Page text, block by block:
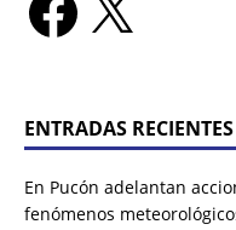
ENTRADAS RECIENTES
En Pucón adelantan
fenómenos